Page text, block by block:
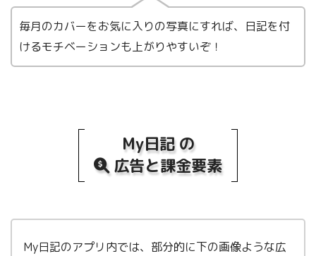
毎月のカバーをお気に入りの写真にすれば、日記を付
けるモチベーションも上がりやすいぞ！
My日記 の
広告と課金要素
My日記のアプリ内では、部分的に下の画像ような広